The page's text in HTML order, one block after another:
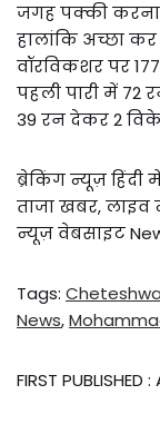
जगह पक्की करना
हालांकि अच्छा
वॉरविकशर पर
पहली पारी में 72
39 रन देकर 2
ब्रेकिंग न्यूज़
ताजा खबर, लाइव
न्यूज़ वेबसाइट
Tags:
News,
FIRST PUBLISHED :